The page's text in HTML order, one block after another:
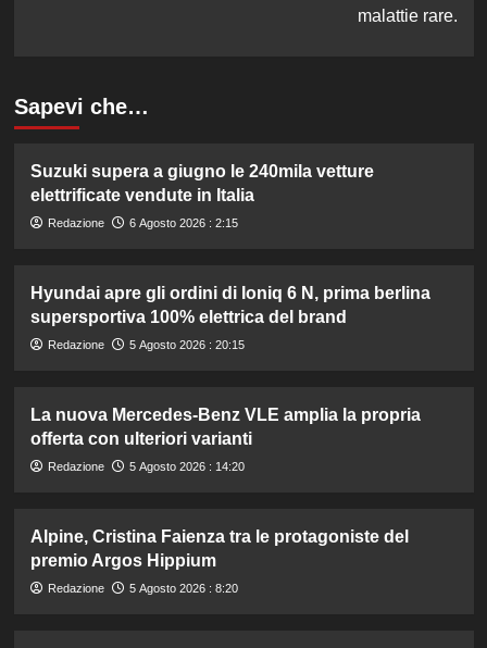
malattie rare.
Sapevi che…
Suzuki supera a giugno le 240mila vetture
elettrificate vendute in Italia
Redazione 6 Agosto 2026 : 2:15
Hyundai apre gli ordini di Ioniq 6 N, prima berlina
supersportiva 100% elettrica del brand
Redazione 5 Agosto 2026 : 20:15
La nuova Mercedes-Benz VLE amplia la propria
offerta con ulteriori varianti
Redazione 5 Agosto 2026 : 14:20
Alpine, Cristina Faienza tra le protagoniste del
premio Argos Hippium
Redazione 5 Agosto 2026 : 8:20